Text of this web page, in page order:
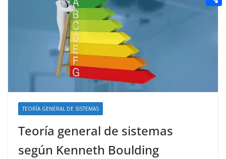
TEORÍA GENERAL DE SISTEMAS
Teoría general de sistemas
según Kenneth Boulding
n
a
r